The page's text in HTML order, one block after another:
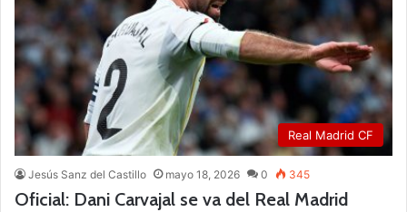
Real Madrid CF
Jesús Sanz del Castillo mayo 18, 2026 0 345
Oficial: Dani Carvajal se va del Real Madrid